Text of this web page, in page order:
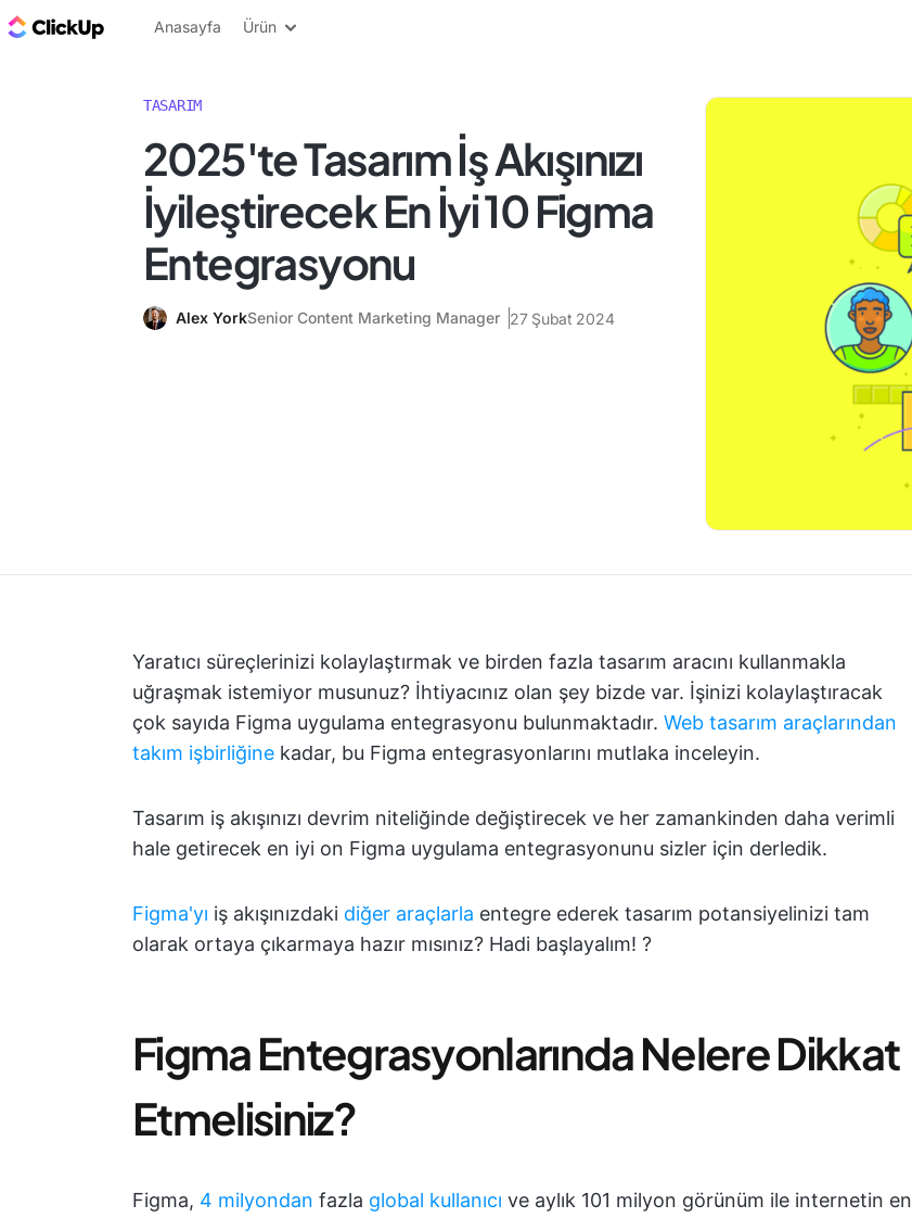
ClickUp Blog
Anasayfa Ürün
TASARIM
2025'te Tasarım İş Akışınızı
İyileştirecek En İyi 10 Figma
Entegrasyonu
Alex YorkSenior Content Marketing Manager 27 Şubat 2024
Yaratıcı süreçlerinizi kolaylaştırmak ve birden fazla tasarım aracını kullanmakla
uğraşmak istemiyor musunuz? İhtiyacınız olan şey bizde var. İşinizi kolaylaştıracak
çok sayıda Figma uygulama entegrasyonu bulunmaktadır. Web tasarım araçlarından
takım işbirliğine kadar, bu Figma entegrasyonlarını mutlaka inceleyin.
Tasarım iş akışınızı devrim niteliğinde değiştirecek ve her zamankinden daha verimli
hale getirecek en iyi on Figma uygulama entegrasyonunu sizler için derledik.
Figma'yı iş akışınızdaki diğer araçlarla entegre ederek tasarım potansiyelinizi tam
olarak ortaya çıkarmaya hazır mısınız? Hadi başlayalım! ?
Figma Entegrasyonlarında Nelere Dikkat
Etmelisiniz?
Figma, 4 milyondan fazla global kullanıcı ve aylık 101 milyon görünüm ile internetin en